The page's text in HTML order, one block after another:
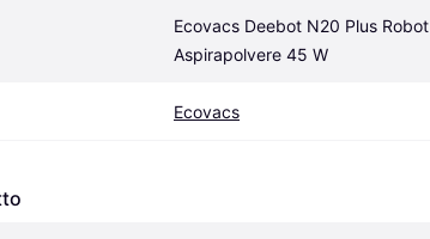
Ecovacs Deebot N20 Plus Robot
Aspirapolvere 45 W
Ecovacs